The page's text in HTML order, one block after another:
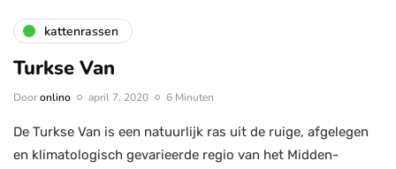
kattenrassen
Turkse Van
Dooronlino april 7, 2020 6 Minuten
De Turkse Van is een natuurlijk ras uit de ruige, afgelegen
en klimatologisch gevarieerde regio van het Midden-